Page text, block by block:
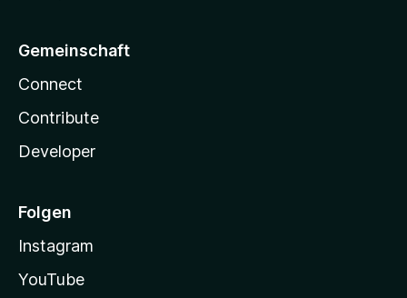
Gemeinschaft
Connect
Contribute
Developer
Folgen
Instagram
YouTube